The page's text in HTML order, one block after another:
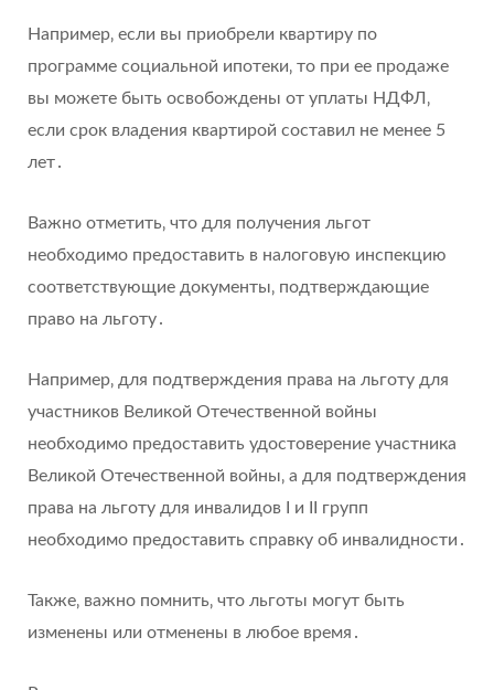
Например‚ если вы приобрели квартиру по
программе социальной ипотеки‚ то при ее продаже
вы можете быть освобождены от уплаты НДФЛ‚
если срок владения квартирой составил не менее 5
лет․
Важно отметить‚ что для получения льгот
необходимо предоставить в налоговую инспекцию
соответствующие документы‚ подтверждающие
право на льготу․
Например‚ для подтверждения права на льготу для
участников Великой Отечественной войны
необходимо предоставить удостоверение участника
Великой Отечественной войны‚ а для подтверждения
права на льготу для инвалидов I и II групп
необходимо предоставить справку об инвалидности․
Также‚ важно помнить‚ что льготы могут быть
изменены или отменены в любое время․